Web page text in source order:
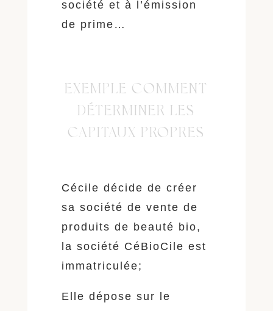
société et à l’émission
de prime…
EXEMPLE COMMENT
DÉTERMINER LES
CAPITAUX PROPRES
Cécile décide de créer
sa société de vente de
produits de beauté bio,
la société CéBioCile est
immatriculée;
Elle dépose sur le